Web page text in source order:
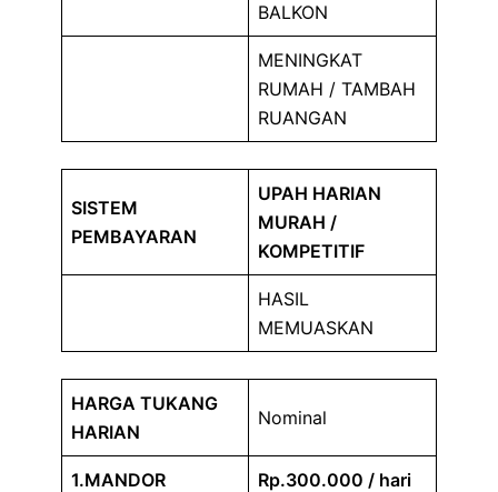
BALKON
MENINGKAT
RUMAH / TAMBAH
RUANGAN
SISTEM
PEMBAYARAN
UPAH HARIAN
MURAH /
KOMPETITIF
HASIL
MEMUASKAN
HARGA TUKANG
HARIAN
Nominal
1.MANDOR Rp.300.000 / hari